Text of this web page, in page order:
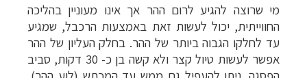
מי שרוצה להגיע לרום ההר אך אינו מעוניין בהליכה
החווייתית, יכול לעשות זאת באמצעות הרכבל, שמגיע
עד לחלקו הגבוה ביותר של ההר. בחלק העליון של ההר
אפשר לעשות טיול קצר ולא קשה בן כ- 30 דקות, סביב